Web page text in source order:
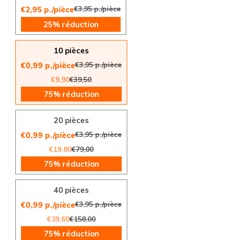
€2,95 p./pièce€3,95 p./pièce
25% réduction
10 pièces
€0,99 p./pièce€3,95 p./pièce
€9,90€39,50
75% réduction
20 pièces
€0,99 p./pièce€3,95 p./pièce
€19,80€79,00
75% réduction
40 pièces
€0,99 p./pièce€3,95 p./pièce
€39,60€158,00
75% réduction